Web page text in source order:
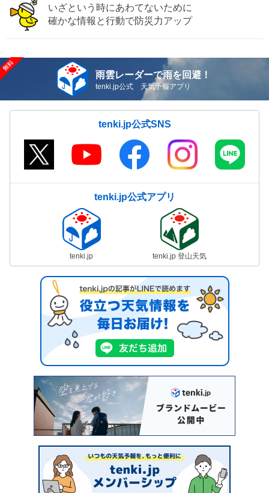
いざという時にあわてないために
確かな情報と行動で防災力アップ
雨雲レーダーで雨を回避！
tenki.jp公式 天気予報アプリ
tenki.jp公式SNS
tenki.jp公式アプリ
tenki.jp tenki.jp 登山天気